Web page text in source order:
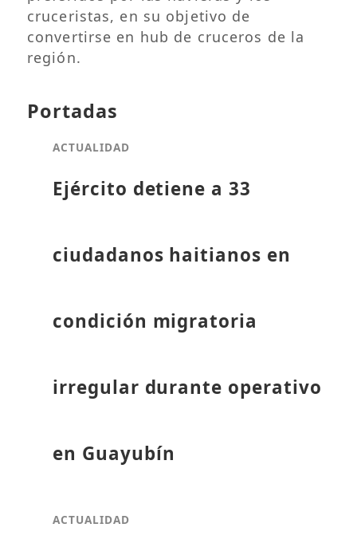
cruceristas, en su objetivo de
convertirse en hub de cruceros de la
región.
Portadas
ACTUALIDAD
Ejército detiene a 33
ciudadanos haitianos en
condición migratoria
irregular durante operativo
en Guayubín
ACTUALIDAD